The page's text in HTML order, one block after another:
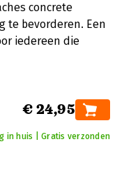
concrete
te bevorderen. Een
iedereen die
€ 24,95
in huis | Gratis verzonden